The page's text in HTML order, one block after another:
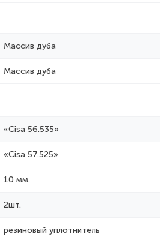
Массив дуба
Массив дуба
«Cisa 56.535»
«Cisa 57.525»
10 мм.
2шт.
резиновый уплотнитель